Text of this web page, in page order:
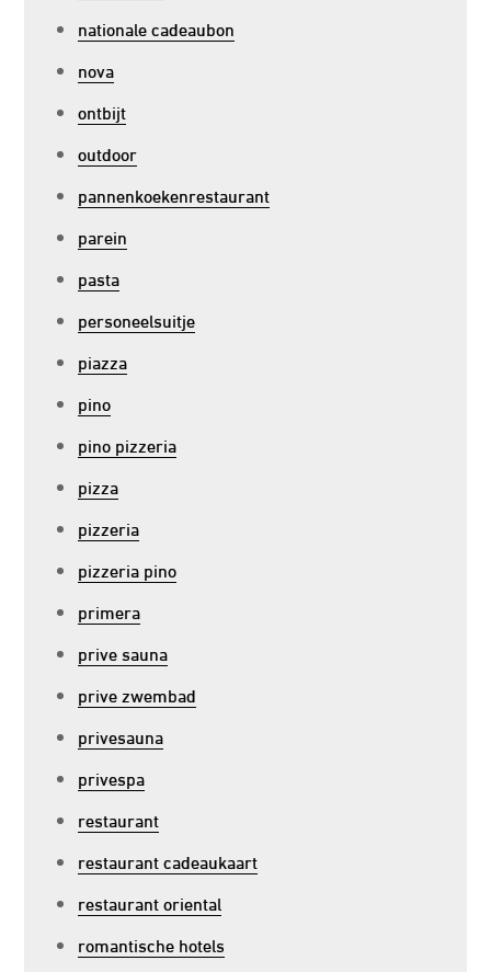
nationale cadeaubon
nova
ontbijt
outdoor
pannenkoekenrestaurant
parein
pasta
personeelsuitje
piazza
pino
pino pizzeria
pizza
pizzeria
pizzeria pino
primera
prive sauna
prive zwembad
privesauna
privespa
restaurant
restaurant cadeaukaart
restaurant oriental
romantische hotels